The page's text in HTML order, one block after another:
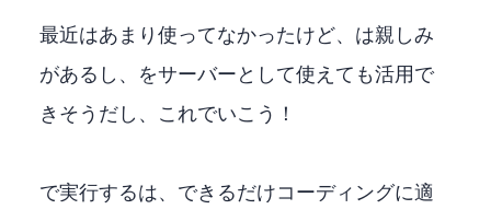
最近はあまり使ってなかったけど、VSCodeは親しみ
があるし、LMStudioをLLMサーバーとして使えてGPUも活用で
きそうだし、これでいこう！
LMStudioで実行するLLMは、できるだけコーディングに適